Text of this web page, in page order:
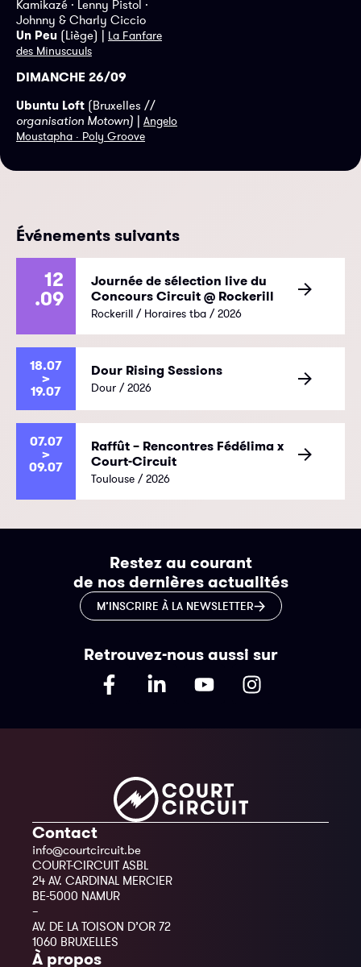
Kamikazé · Lenny Pistol ·
Johnny & Charly Ciccio
Un Peu (Liège) | La Fanfare
des Minuscuuls
DIMANCHE 26/09
Ubuntu Loft (Bruxelles //
organisation Motown) | Angelo
Moustapha · Poly Groove
Événements suivants
12
.09
Journée de sélection live du
Concours Circuit @ Rockerill
Rockerill / Horaires tba / 2026
18.07
>
19.07
Dour Rising Sessions
Dour / 2026
07.07
>
09.07
Raffût – Rencontres Fédélima x
Court-Circuit
Toulouse / 2026
Restez au courant
de nos dernières actualités
M’INSCRIRE À LA NEWSLETTER
Retrouvez-nous aussi sur
Contact
info@courtcircuit.be
COURT-CIRCUIT ASBL
24 AV. CARDINAL MERCIER
BE-5000 NAMUR
–
AV. DE LA TOISON D’OR 72
1060 BRUXELLES
À propos